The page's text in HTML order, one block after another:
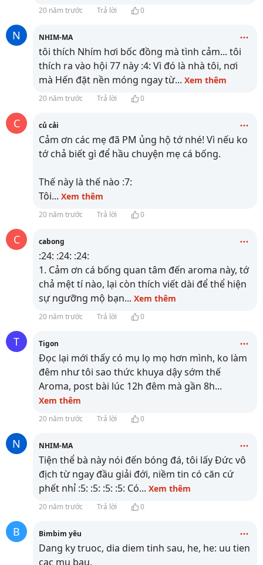
20 năm trước Trả lời 0
N NHIM-MA
tôi thích Nhím hơi bốc đồng mà tình cảm... tôi
thích ra vào hội 77 này :4: Vì đó là nhà tôi, nơi
mà Hến đặt nền móng ngay từ... Xem thêm
20 năm trước Trả lời 0
C củ cải
Cảm ơn các mẹ đã PM ủng hộ tớ nhé! Vì nếu ko
tớ chả biết gì để hầu chuyện mẹ cá bống.
Thế này là thế nào :7:
Tôi... Xem thêm
20 năm trước Trả lời 0
C cabong
:24: :24: :24:
1. Cảm ơn cá bống quan tâm đến aroma này, tớ
chả mệt tí nào, lại còn thích viết dài để thể hiện
sự ngưỡng mộ bạn... Xem thêm
20 năm trước Trả lời 0
T Tigon
Đọc lại mới thấy có mụ lọ mọ hơn mình, ko làm
đêm như tôi sao thức khuya dậy sớm thế
Aroma, post bài lúc 12h đêm mà gần 8h...
Xem thêm
20 năm trước Trả lời 0
N NHIM-MA
Tiện thể bà này nói đến bóng đá, tôi lấy Đức vô
địch từ ngay đầu giải đới, niềm tin có căn cứ
phết nhỉ :5: :5: :5: :5: Có... Xem thêm
20 năm trước Trả lời 0
B Bimbim yêu
Dang ky truoc, dia diem tinh sau, he, he: uu tien
cac mu bau.